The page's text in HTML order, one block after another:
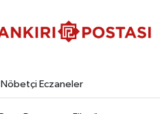
Nöbetçi Eczaneler